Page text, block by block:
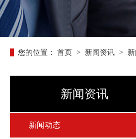
您的位置：首页 > 新闻资讯 >
新闻资讯
新闻动态